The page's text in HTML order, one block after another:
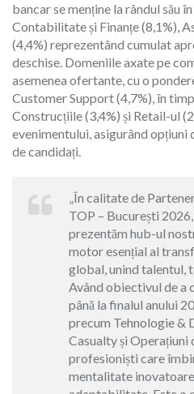
bancar se menține la rândul său
Contabilitate și Finanțe (8,1%),
(4,4%) reprezentând cumulat
deschise. Domeniile axate pe
asemenea ofertante, cu o
Customer Support (4,7%), în
Construcțiile (3,4%) și Retail-ul
evenimentului, asigurând opțiuni
de candidați.
„În calitate de
TOP – București
prezentăm hub-ul
motor esențial al
global, unind talentul,
Având obiectivul de a
până la finalul anului
precum Tehnologie &
Casualty și Operațiuni
profesioniști care
mentalitate